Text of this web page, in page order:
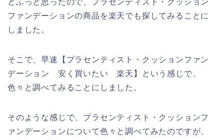
ファンデーションの商品を楽天でも探してみることに
しました。
そこで、早速【プラセンティスト・クッションファン
デーション 安く買いたい 楽天】という感じで、
色々と調べてみることにしました。
そのような感じで、プラセンティスト・クッションフ
ァンデーションについて色々と調べてみたのですが、